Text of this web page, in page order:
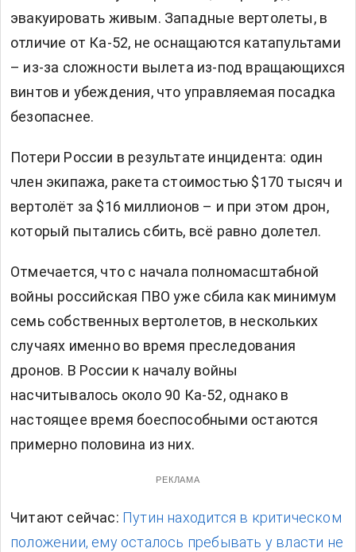
эвакуировать живым. Западные вертолеты, в
отличие от Ка-52, не оснащаются катапультами
– из-за сложности вылета из-под вращающихся
винтов и убеждения, что управляемая посадка
безопаснее.
Потери России в результате инцидента: один
член экипажа, ракета стоимостью $170 тысяч и
вертолёт за $16 миллионов – и при этом дрон,
который пытались сбить, всё равно долетел.
Отмечается, что с начала полномасштабной
войны российская ПВО уже сбила как минимум
семь собственных вертолетов, в нескольких
случаях именно во время преследования
дронов. В России к началу войны
насчитывалось около 90 Ка-52, однако в
настоящее время боеспособными остаются
примерно половина из них.
РЕКЛАМА
Читают сейчас: Путин находится в критическом
положении, ему осталось пребывать у власти не